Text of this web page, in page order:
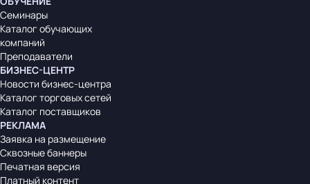
Семинары
Каталог обучающих
компаний
Преподаватели
БИЗНЕС-ЦЕНТР
Новости бизнес-центра
Каталог торговых сетей
Каталог поставщиков
РЕКЛАМА
Заявка на размещение
Сквозные баннеры
Печатная версия
Платный контент